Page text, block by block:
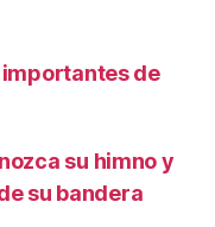
de
su himno y
su bandera